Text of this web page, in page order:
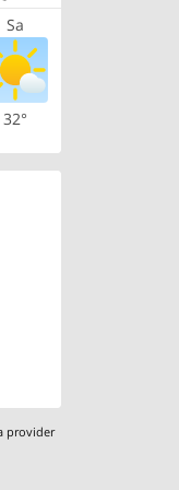
Sa
32°
provider